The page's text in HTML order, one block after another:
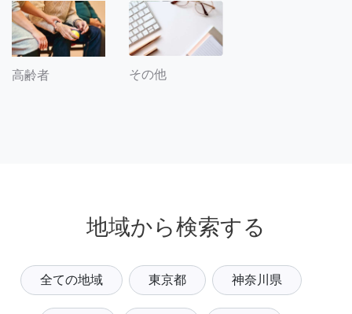
高齢者 その他
地域から検索する
全ての地域 東京都 神奈川県